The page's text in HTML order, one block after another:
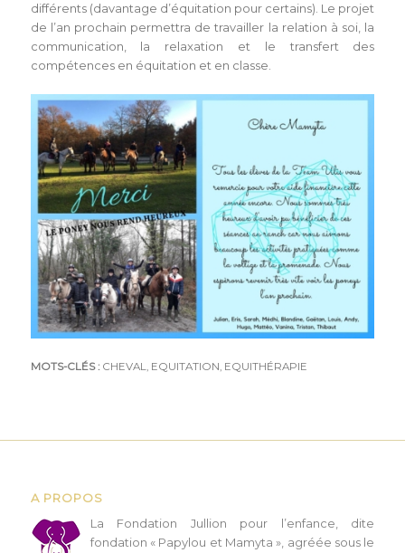
différents (davantage d’équitation pour certains). Le projet
de l’an prochain permettra de travailler la relation à soi, la
communication, la relaxation et le transfert des
compétences en équitation et en classe.
MOTS-CLÉS : CHEVAL, EQUITATION, EQUITHÉRAPIE
A PROPOS
La Fondation Jullion pour l’enfance, dite
fondation « Papylou et Mamyta », agréée sous le